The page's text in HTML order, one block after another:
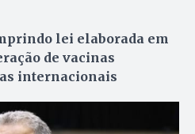
lei elaborada em
de vacinas
internacionais